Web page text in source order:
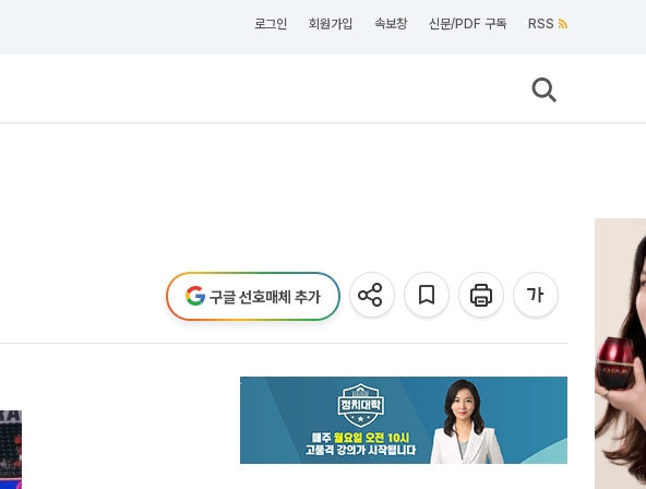
로그인 회원가입 속보창 신문/PDF 구독 RSS
구글 선호매체 추가